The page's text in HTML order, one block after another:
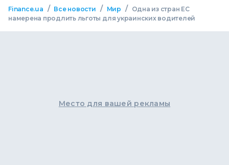
Finance.ua / Все новости / Мир /
Одна из стран ЕС
намерена продлить льготы для украинских водителей
Место для вашей рекламы